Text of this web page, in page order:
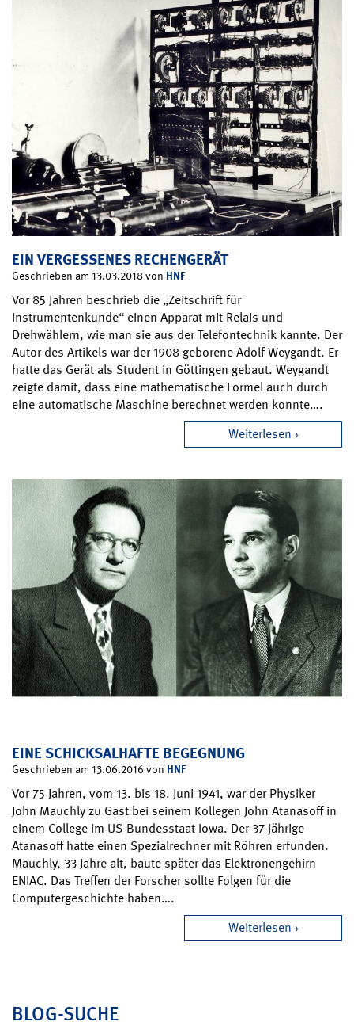
EIN VERGESSENES RECHENGERÄT
Geschrieben am 13.03.2018 von HNF
Vor 85 Jahren beschrieb die „Zeitschrift für
Instrumentenkunde“ einen Apparat mit Relais und
Drehwählern, wie man sie aus der Telefontechnik kannte. Der
Autor des Artikels war der 1908 geborene Adolf Weygandt. Er
hatte das Gerät als Student in Göttingen gebaut. Weygandt
zeigte damit, dass eine mathematische Formel auch durch
eine automatische Maschine berechnet werden konnte….
Weiterlesen
EINE SCHICKSALHAFTE BEGEGNUNG
Geschrieben am 13.06.2016 von HNF
Vor 75 Jahren, vom 13. bis 18. Juni 1941, war der Physiker
John Mauchly zu Gast bei seinem Kollegen John Atanasoff in
einem College im US-Bundesstaat Iowa. Der 37-jährige
Atanasoff hatte einen Spezialrechner mit Röhren erfunden.
Mauchly, 33 Jahre alt, baute später das Elektronengehirn
ENIAC. Das Treffen der Forscher sollte Folgen für die
Computergeschichte haben….
Weiterlesen
BLOG-SUCHE